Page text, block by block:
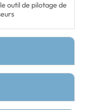
outil de pilotage de